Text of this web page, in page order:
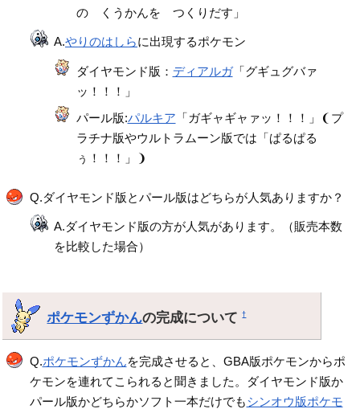
の くうかんを つくりだす」
A.やりのはしらに出現するポケモン
ダイヤモンド版： ディアルガ「グギュグバァ
ッ！！！」
パール版:パルキア 「ガギャギャァッ！！！」❨プ
ラチナ版やウルトラムーン版では「ぱるぱる
ぅ！！！」❩
Q.ダイヤモンド版とパール版はどちらが人気ありますか？
A.ダイヤモンド版の方が人気があります。（販売本数
を比較した場合）
ポケモンずかんの完成について†
Q.ポケモンずかんを完成させると、GBA版ポケモンからポ
ケモンを連れてこられると聞きました。ダイヤモンド版か
パール版かどちらかソフト一本だけでもシンオウ版ポケモ